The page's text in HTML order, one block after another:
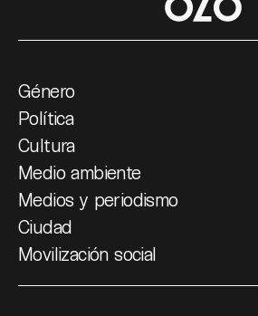
Género
Política
Cultura
Medio ambiente
Medios y periodismo
Ciudad
Movilización social